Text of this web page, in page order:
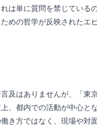
は単に質問を禁じてい
めの哲学が反映されたエ
及はありませんが、「
、都内での活動が中心
き方ではなく、現場や対